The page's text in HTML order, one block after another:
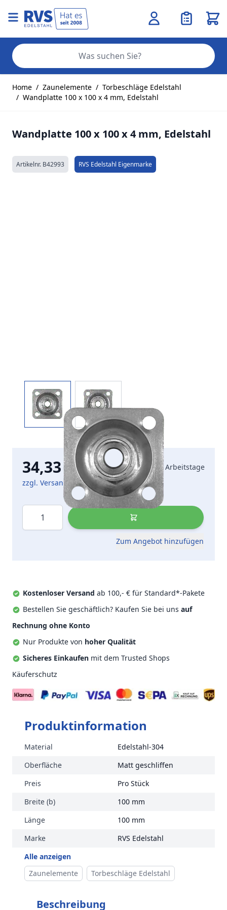
Home / Zaunelemente / Torbeschläge Edelstahl
/ Wandplatte 100 x 100 x 4 mm, Edelstahl
Wandplatte 100 x 100 x 4 mm, Edelstahl
Artikelnr. B42993 RVS Edelstahl Eigenmarke
34,33 € inkl. MwSt.
zzgl. Versandkosten
2-5 Arbeitstage
Menge
Zum Angebot hinzufügen
Kostenloser Versand ab 100,- € für Standard*-Pakete
Bestellen Sie geschäftlich? Kaufen Sie bei uns auf
Rechnung ohne Konto
Nur Produkte von hoher Qualität
Sicheres Einkaufen mit dem Trusted Shops
Käuferschutz
Produktinformation
Material
Edelstahl-304
Oberfläche
Matt geschliffen
Preis
Pro Stück
Breite (b)
100 mm
Länge
100 mm
Marke
RVS Edelstahl
Alle anzeigen
Zaunelemente
Torbeschläge Edelstahl
Beschreibung